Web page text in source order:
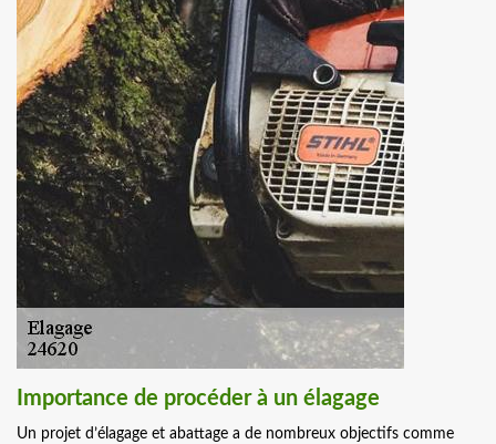
Importance de procéder à un élagage
Un projet d’élagage et abattage a de nombreux objectifs comme